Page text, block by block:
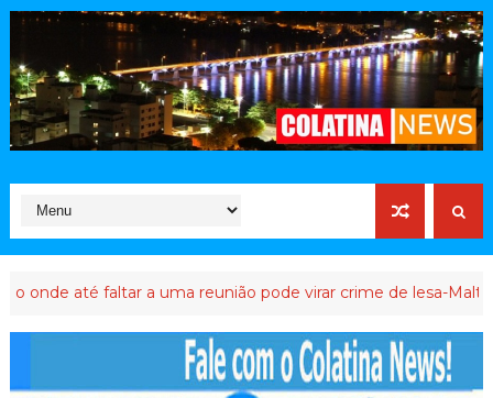
faltar a uma reunião pode virar crime de lesa-Malta